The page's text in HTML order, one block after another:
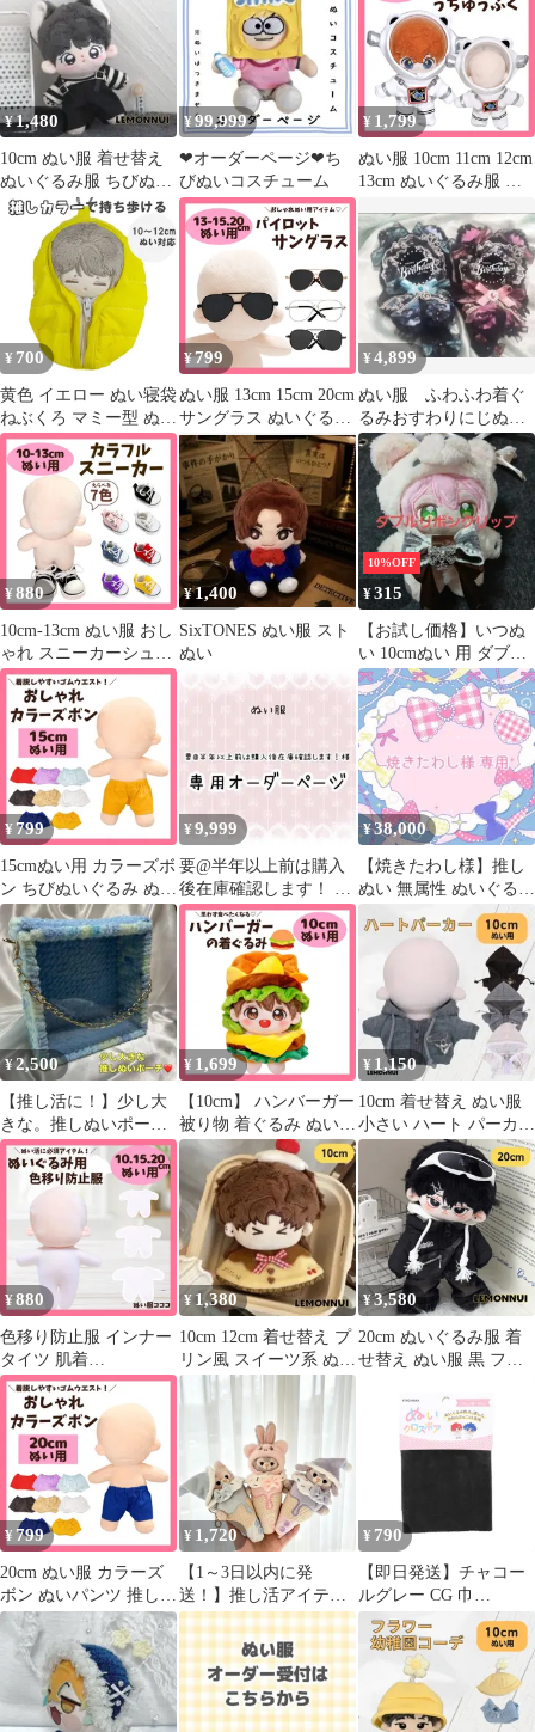
チ リゾート コーデ 棉
花娃娃 ドール服 推し活
シャツ トップス 人形
洋服 ぬい活 綿人形 無
属性ぬい ぬい撮り
¥1,480
10cm ぬい服 着せ替え
ぬいぐるみ服 ちびぬい
カジュアル 推し活-
¥99,999
❤︎オーダーページ❤︎ち
びぬいコスチューム
¥ 1,799
ぬい服 10cm 11cm 12cm
13cm ぬいぐるみ服 宇
コスチューム 着せ替え
推し活 ぬい ドール服
人形服
¥ 700
黄色 イエロー ぬい寝袋
ねぶくろ マミー型 ぬい
ポーチ メンカラ 10cm
12cm ぬい服 推し活 岩
本照 024
¥799
ぬい服 13cm 15cm 20cm
サングラス ぬいぐるみ
用 パイロットサングラ
ス メガネ 黒 眼鏡 めが
ね 着せ替え 小物
¥4,899
ぬい服 ふわふわ着ぐ
るみおすわりにじぬい
推しぬいともぬいあん
スタマスコット
¥ 880
10cm-13cm ぬい服 おし
ゃれ スニーカーシュー
ズ 7色 ぬい服 小物 く
つ 靴 ぬいぐるみ用 服
着ぐるみ 人形 ファッシ
ョン 着せ替え ぬい活
推しぬい
¥1,400
SixTONES ぬい服 スト
ぬい
10%OFF
¥315
【お試し価格】いつぬ
い 10cmぬい 用 ダブル
リボンクリップ ハンド
メイド
¥ 799
15cmぬい用 カラーズボ
ン ちびぬいぐるみ ぬい
服 ぬいパンツ 推しぬい
着せ替え ドール服 ゴム
ウエスト 推しカラー メ
ンバカラー
¥9,999
要@半年以上前は購入
後在庫確認します！ 様
専用 ぬい服オーダー
¥38,000
【焼きたわし様】推し
ぬい 無属性 ぬいぐるみ
¥2,500
【推し活に！】少し大
きな。推しぬいポーチ
クリア窓 ぬいポーチ 推
し活バッグ
¥ 1,699
【10cm】 ハンバーガー
被り物 着ぐるみ ぬい服
ぬいぐるみ 全身 ぬいぐ
るみ服 11cm 12cm 13cm
かわいい 推しぬい ぬい
活 食べ物
¥ 1,150
10cm 着せ替え ぬい服
小さい ハート パーカー
推し活 ぬい-E01302
¥880
色移り防止服 インナー
タイツ 肌着
【10cm.15cm.20cm】ぬ
い服 肌色 着ぐるみ服
ぬいぐるみ用 いつぬい
10~12cm ぬい活 推しぬ
い 棉花娃娃 小物 人形
D1
¥1,380
10cm 12cm 着せ替え プ
リン風 スイーツ系 ぬい
服 推しぬい-E143
¥3,580
20cm ぬいぐるみ服 着
せ替え ぬい服 黒 フル
綿人形 棉花娃娃 ちびぬ
い服 ちびぐるみ コット
ンドール cotton doll-
¥ 799
20cm ぬい服 カラーズ
ボン ぬいパンツ 推しぬ
い 着せ替え ドール服
韓国ぬい 推し活 推しカ
ラー
¥ 1,720
【1～3日以内に発
送！】推し活アイテム
撮影用アイテム 10cm
15cm ぬい服 着ぐるみ
アイスクリーム パステ
ルカラーが可愛いマス
コット ぬいぐるみ コス
¥ 790
【即日発送】チャコー
ルグレー CG 巾
70cm×30cmカット 生地
ぬいぐるみ用 NUIF-
02C ぬいクロスボア 推
しぬい 清原
(KIYOHARA)